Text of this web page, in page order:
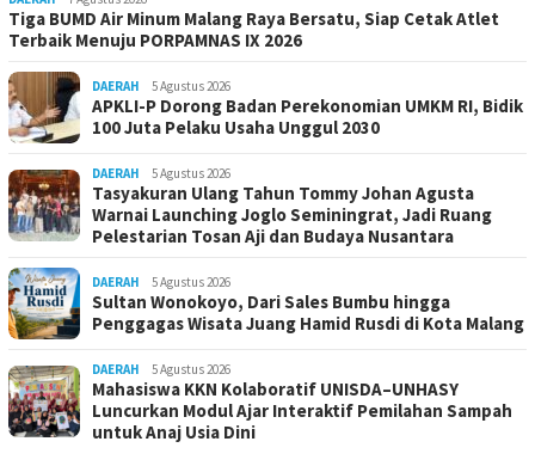
Tiga BUMD Air Minum Malang Raya Bersatu, Siap Cetak Atlet
Terbaik Menuju PORPAMNAS IX 2026
DAERAH 5 Agustus 2026
APKLI-P Dorong Badan Perekonomian UMKM RI, Bidik
100 Juta Pelaku Usaha Unggul 2030
DAERAH 5 Agustus 2026
Tasyakuran Ulang Tahun Tommy Johan Agusta
Warnai Launching Joglo Seminingrat, Jadi Ruang
Pelestarian Tosan Aji dan Budaya Nusantara
DAERAH 5 Agustus 2026
Sultan Wonokoyo, Dari Sales Bumbu hingga
Penggagas Wisata Juang Hamid Rusdi di Kota Malang
DAERAH 5 Agustus 2026
Mahasiswa KKN Kolaboratif UNISDA–UNHASY
Luncurkan Modul Ajar Interaktif Pemilahan Sampah
untuk Anaj Usia Dini